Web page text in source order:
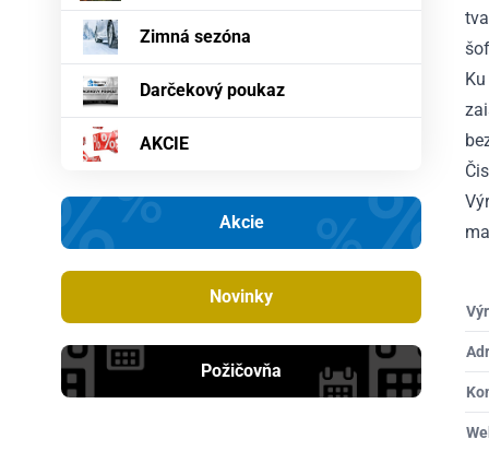
Zimná sezóna
Darčekový poukaz
AKCIE
Akcie
Novinky
Požičovňa